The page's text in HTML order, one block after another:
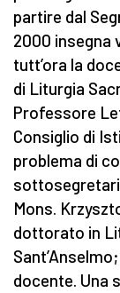
partire dal
2000 insegna
tutt’ora la
di Liturgia
Professore
Consiglio di
problema di
Mons.
dottorato in
docente. Una